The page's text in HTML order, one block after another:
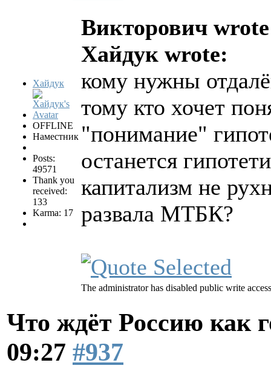
Хайдук
OFFLINE
Наместник
Posts:
49571
Thank you
received:
133
Karma: 17
Викторович
Хайдук wrote:
кому нужны
тому кто хочет
"понимание"
останется
капитализм не
развала МТБК?
The administrator has disabled public write
Что ждёт Россию как
09:27 #937